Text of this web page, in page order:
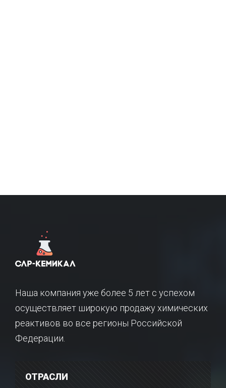
Наша компания уже более 5 лет с успехом
осуществляет широкую продажу химических
реактивов во все регионы Российской
Федерации.
ОТРАСЛИ